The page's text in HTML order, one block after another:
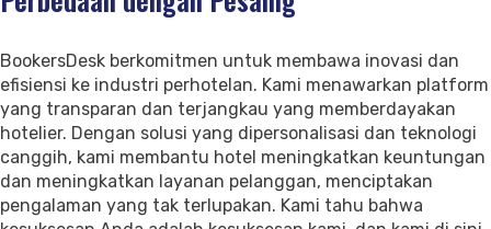
Kontak Kami
Dukungan
BookersDesk berkomitmen untuk membawa inovasi dan
efisiensi ke industri perhotelan. Kami menawarkan platform
yang transparan dan terjangkau yang memberdayakan
hotelier. Dengan solusi yang dipersonalisasi dan teknologi
canggih, kami membantu hotel meningkatkan keuntungan
dan meningkatkan layanan pelanggan, menciptakan
pengalaman yang tak terlupakan. Kami tahu bahwa